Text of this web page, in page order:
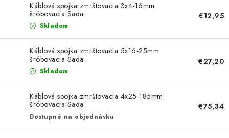
BATÉRIE A NABÍJAČKY
ELEKTRICKÉ VYKUROVANIE A VENTILÁCIA
NÁRADIE A KOTVIACI MATERIÁL
SVIETIDLÁ A SVETELNÉ ZDROJE
ÚLOŽNÝ MATERIÁL
Káblová spojka zmrštovacia 3x4-16mm
šróbovacia Sada
Skladom
€12,95
Káblová spojka zmrštovacia 5x16-25mm
šróbovacia Sada
Skladom
€27,20
Káblová spojka zmrštovacia 4x25-185mm
šróbovacia Sada
Dostupné na objednávku
€75,34